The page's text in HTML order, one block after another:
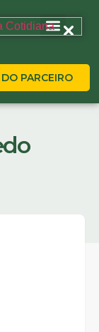
PARCEIRO